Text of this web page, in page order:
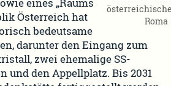
Roma
eines „Raums
Österreich hat
bedeutsame
darunter den Eingang zum
zwei ehemalige SS-
und den Appellplatz. Bis 2031